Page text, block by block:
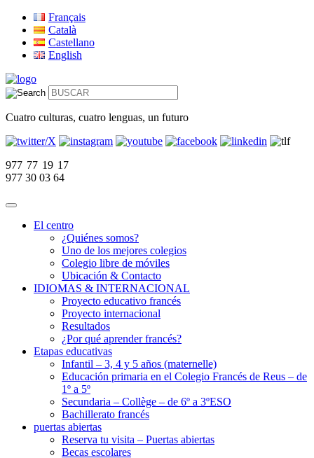
Français
Català
Castellano
English
Cuatro culturas, cuatro lenguas, un futuro
977 77 19 17
977 30 03 64
El centro
¿Quiénes somos?
Uno de los mejores colegios
Colegio libre de móviles
Ubicación & Contacto
IDIOMAS & INTERNACIONAL
Proyecto educativo francés
Proyecto internacional
Resultados
¿Por qué aprender francés?
Etapas educativas
Infantil – 3, 4 y 5 años (maternelle)
Educación primaria en el Colegio Francés de Reus – de
1º a 5º
Secundaria – Collège – de 6º a 3ºESO
Bachillerato francés
puertas abiertas
Reserva tu visita – Puertas abiertas
Becas escolares